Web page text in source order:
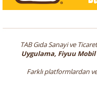
TAB Gıda Sanayi ve
Uygulama, Fiyuu
Farklı platformlardan